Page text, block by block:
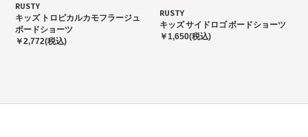
RUSTY
キッズ トロピカルカモフラージュ
ボードショーツ
￥2,772(税込)
RUSTY
キッズ サイドロゴ ボードショーツ
￥1,650(税込)